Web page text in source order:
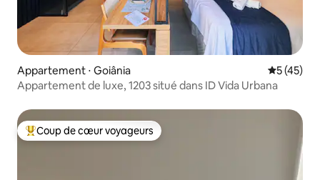
Appartement ⋅ Goiânia
5 (45)
Appartement de luxe, 1203 situé dans ID Vida Urbana
Coups de cœur voyageurs les plus appréciés
Coup de cœur voyageurs